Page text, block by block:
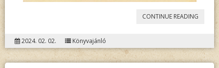
CONTINUE READING „SZÁÁG
MÍÁR…”
2024. 02. 02. Könyvajánló